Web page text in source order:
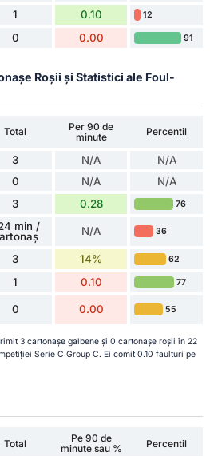
1 0.10 12
0 0.00 91
Roșii și Statistici ale Foul-
Total
Per 90 de
minute
Percentil
3 N/A N/A
0 N/A N/A
3 0.28 76
min /
N/A 36
3 14% 62
1 0.10 77
0 0.00 55
3 cartonașe galbene și 0 cartonașe roșii în 22
Serie C Group C. Ei comit 0.10 faulturi pe
Total
Pe 90 de
minute sau %
Percentil